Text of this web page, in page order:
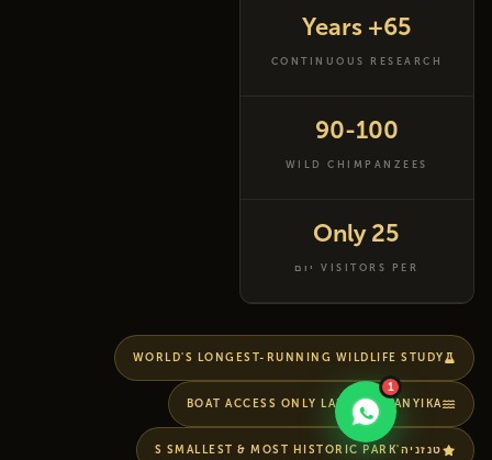
65+ Years
CONTINUOUS RESEARCH
90-100
WILD CHIMPANZEES
25 Only
VISITORS PER יום
WORLD'S LONGEST-RUNNING WILDLIFE STUDY
BOAT ACCESS ONLY LAKE TANGANYIKA
טנזניה'S SMALLEST & MOST HISTORIC PARK
1